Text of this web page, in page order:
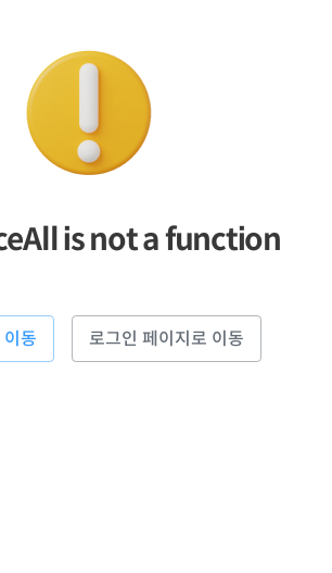
is not a function
동 로그인 페이지로 이동